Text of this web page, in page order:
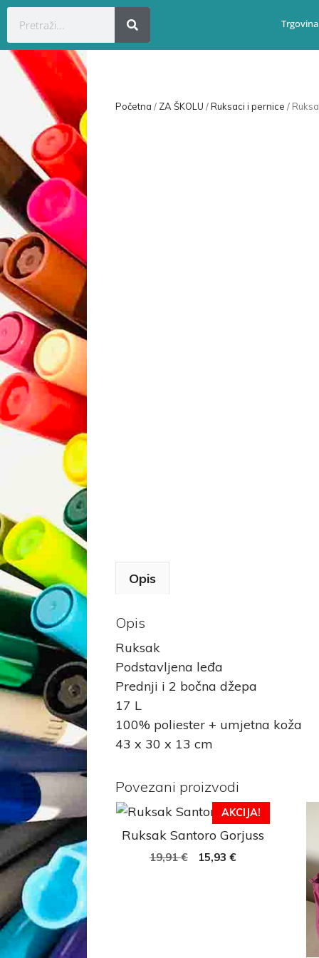
Trgovina
Početna / ZA ŠKOLU /Ruksaci i pernice /
Opis
Opis
Ruksak
Podstavljena leđa
Prednji i 2 bočna džepa
17 L
100% poliester + umjetna koža
43 x 30 x 13 cm
Povezani proizvodi
AKCIJA!
Ruksak Santoro Gorjuss
19,91€ 15,93 €